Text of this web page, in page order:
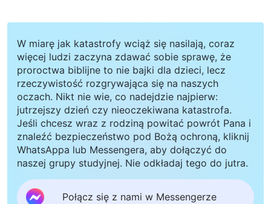
W miarę jak katastrofy wciąż się nasilają, coraz
więcej ludzi zaczyna zdawać sobie sprawę, że
proroctwa biblijne to nie bajki dla dzieci, lecz
rzeczywistość rozgrywająca się na naszych
oczach. Nikt nie wie, co nadejdzie najpierw:
jutrzejszy dzień czy nieoczekiwana katastrofa.
Jeśli chcesz wraz z rodziną powitać powrót Pana i
znaleźć bezpieczeństwo pod Bożą ochroną, kliknij
WhatsAppa lub Messengera, aby dołączyć do
naszej grupy studyjnej. Nie odkładaj tego do jutra.
Połącz się z nami w Messengerze